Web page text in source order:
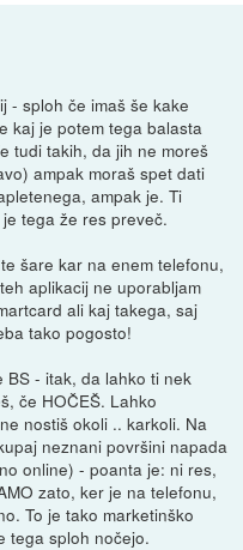
- sploh če imaš še kake
kaj je potem tega balasta
tudi takih, da jih ne moreš
ampak moraš spet dati
ampak je. Ti
tega že res preveč.
šare kar na enem telefonu,
aplikacij ne uporabljam
ali kaj takega, saj
tako pogosto!
- itak, da lahko ti nek
če HOČEŠ. Lahko
nostiš okoli .. karkoli. Na
neznani površini napada
online) - poanta je: ni res,
zato, ker je na telefonu,
To je tako marketinško
tega sploh nočejo.